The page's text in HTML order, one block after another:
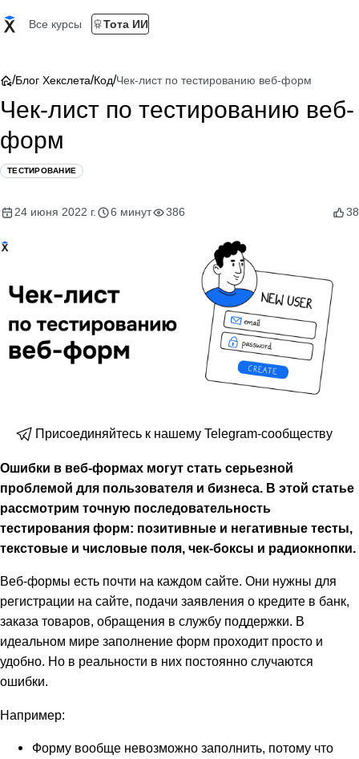
Все курсы Тота ИИ
/Блог Хекслета/Код/Чек-лист по тестированию веб-форм
Чек-лист по тестированию веб-
форм
ТЕСТИРОВАНИЕ
24 июня 2022 г. 6 минут 386 38
Присоединяйтесь к нашему Telegram-сообществу
Ошибки в веб-формах могут стать серьезной
проблемой для пользователя и бизнеса. В этой статье
рассмотрим точную последовательность
тестирования форм: позитивные и негативные тесты,
текстовые и числовые поля, чек-боксы и радиокнопки.
Веб-формы есть почти на каждом сайте. Они нужны для
регистрации на сайте, подачи заявления о кредите в банк,
заказа товаров, обращения в службу поддержки. В
идеальном мире заполнение форм проходит просто и
удобно. Но в реальности в них постоянно случаются
ошибки.
Например:
Форму вообще невозможно заполнить, потому что